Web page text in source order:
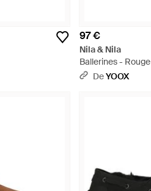
97 €
Nila & Nila
Ballerines - Rouge
DeYOOX